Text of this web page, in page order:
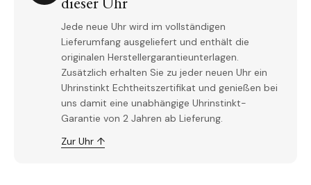
Jede neue Uhr wird im vollständigen
Lieferumfang ausgeliefert und enthält die
originalen Herstellergarantieunterlagen.
Zusätzlich erhalten Sie zu jeder neuen Uhr ein
Uhrinstinkt Echtheitszertifikat und genießen bei
uns damit eine unabhängige Uhrinstinkt-
Garantie von 2 Jahren ab Lieferung.
Zur Uhr ↑